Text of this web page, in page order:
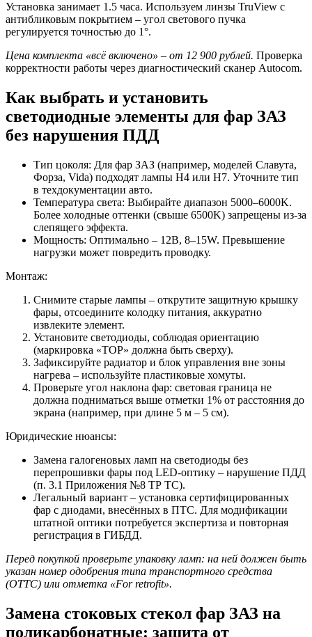
Установка занимает 1.5 часа. Используем линзы TruView с
антибликовым покрытием – угол светового пучка
регулируется точностью до 1°.
Цена комплекта «всё включено» – от 12 900 рублей. Проверка
корректности работы через диагностический сканер Autocom.
Как выбрать и установить
светодиодные элементы для фар ЗАЗ
без нарушения ПДД
Тип цоколя: Для фар ЗАЗ (например, моделей Славута,
Форза, Vida) подходят лампы H4 или H7. Уточните тип
в техдокументации авто.
Температура света: Выбирайте диапазон 5000–6000K.
Более холодные оттенки (свыше 6500K) запрещены из-за
слепящего эффекта.
Мощность: Оптимально – 12В, 8–15W. Превышение
нагрузки может повредить проводку.
Монтаж:
Снимите старые лампы – открутите защитную крышку
фары, отсоедините колодку питания, аккуратно
извлеките элемент.
Установите светодиоды, соблюдая ориентацию
(маркировка «TOP» должна быть сверху).
Зафиксируйте радиатор и блок управления вне зоны
нагрева – используйте пластиковые хомуты.
Проверьте угол наклона фар: световая граница не
должна подниматься выше отметки 1% от расстояния до
экрана (например, при длине 5 м – 5 см).
Юридические нюансы:
Замена галогеновых ламп на светодиоды без
перепрошивки фары под LED-оптику – нарушение ПДД
(п. 3.1 Приложения №8 ТР ТС).
Легальный вариант – установка сертифицированных
фар с диодами, внесённых в ПТС. Для модификации
штатной оптики потребуется экспертиза и повторная
регистрация в ГИБДД.
Перед покупкой проверьте упаковку ламп: на ней должен быть
указан номер одобрения типа транспортного средства
(ОТТС) или отметка «For retrofit».
Замена стоковых стекол фар ЗАЗ на
поликарбонатные: защита от